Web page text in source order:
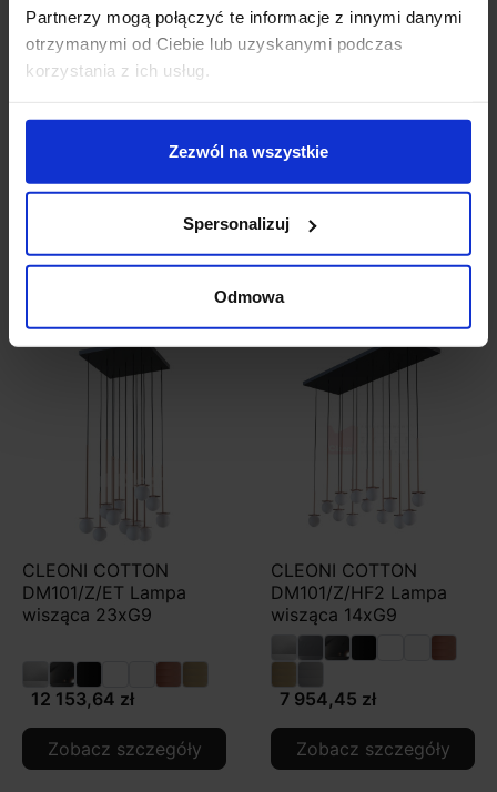
Partnerzy mogą połączyć te informacje z innymi danymi
otrzymanymi od Ciebie lub uzyskanymi podczas
korzystania z ich usług.
Zezwól na wszystkie
Spersonalizuj
Odmowa
Brak źródła światła w zestawie
Produkt przygotowywany na indywidualne
zamówienie. Zgodnie z regulaminem sklepu, tego
Gwarancja: 2 lata
Szczegóły produktu
CLEONI COTTON
DM101/Z/ET Lampa
wisząca 23xG9
12 153,64 zł
Zobacz szczegóły
CLEONI COTTON
DM101/Z/HF2 Lampa
wisząca 14xG9
7 954,45 zł
Zobacz szczegóły